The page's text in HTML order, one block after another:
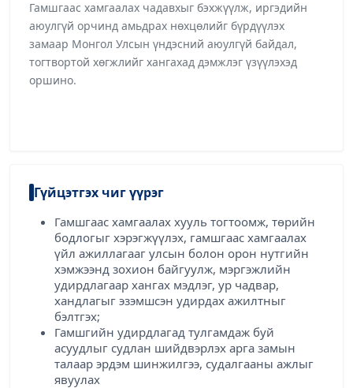
Гамшгаас хамгаалах чадавхыг бэхжүүлж, иргэдийн
аюулгүй орчинд амьдрах нөхцөлийг бүрдүүлэх
замаар Монгол Улсын үндэсний аюулгүй байдал,
тогтвортой хөгжлийг хангахад дэмжлэг үзүүлэхэд
оршино.
Гүйцэтгэх чиг үүрэг
Гамшгаас хамгаалах хууль тогтоомж, төрийн
бодлогыг хэрэгжүүлэх, гамшгаас хамгаалах
үйл ажиллагааг улсын болон орон нутгийн
хэмжээнд зохион байгуулж, мэргэжлийн
удирдлагаар хангах мэдлэг, ур чадвар,
хандлагыг эзэмшсэн удирдах ажилтныг
бэлтгэх;
Гамшгийн удирдлагад тулгамдаж буй
асуудлыг судлан шийдвэрлэх арга замын
талаар эрдэм шинжилгээ, судалгааны ажлыг
явуулах